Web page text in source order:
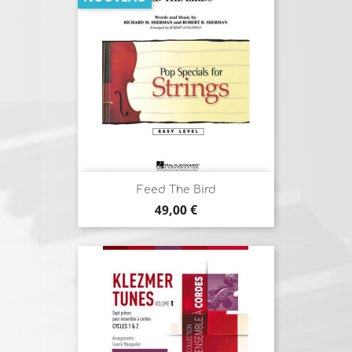
Feed The Bird
Prix
49,00 €